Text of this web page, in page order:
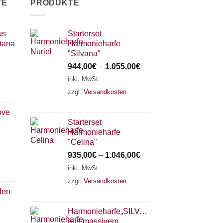
PRODUKTE
Starterset
Harmonieharfe
"Silvana"
944,00€ – 1.055,00€
inkl. MwSt.
zzgl. Versandkosten
Starterset
Harmonieharfe
"Celina"
935,00€ – 1.046,00€
inkl. MwSt.
zzgl. Versandkosten
Harmonieharfe„SILVANA"
aus massivem